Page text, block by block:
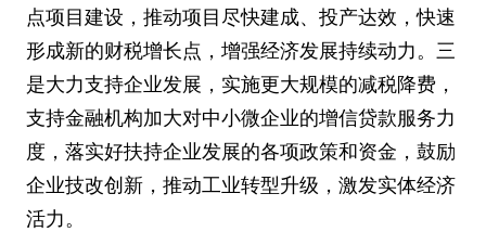
点项目建设，推动项目尽快建成、投产达效，快速
形成新的财税增长点，增强经济发展持续动力。三
是大力支持企业发展，实施更大规模的减税降费，
支持金融机构加大对中小微企业的增信贷款服务力
度，落实好扶持企业发展的各项政策和资金，鼓励
企业技改创新，推动工业转型升级，激发实体经济
活力。